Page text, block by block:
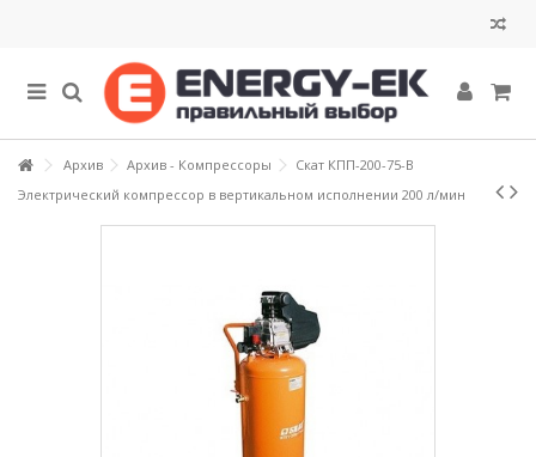
Архив Архив - Компрессоры
Скат КПП-200-75-В
Электрический компрессор в вертикальном исполнении 200 л/мин